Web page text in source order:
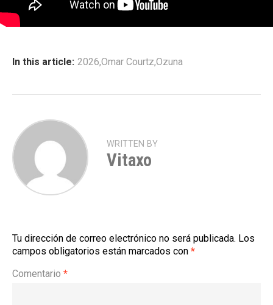
In this article: 2026,Omar Courtz,Ozuna
WRITTEN BY
Vitaxo
Tu dirección de correo electrónico no será publicada. Los
campos obligatorios están marcados con *
Comentario *